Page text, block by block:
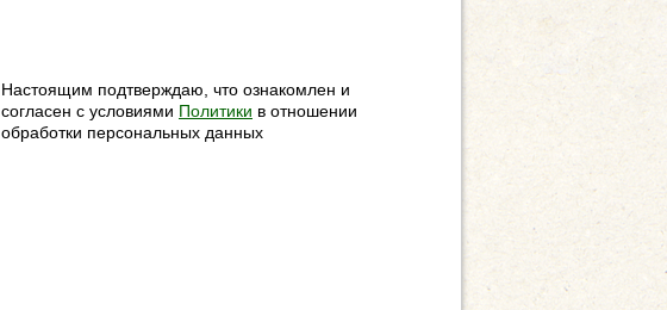
Настоящим подтверждаю, что ознакомлен и
согласен с условиями Политики в отношении
обработки персональных данных